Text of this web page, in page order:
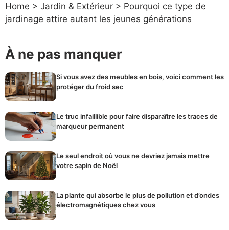
Home > Jardin & Extérieur > Pourquoi ce type de
jardinage attire autant les jeunes générations
À ne pas manquer
Si vous avez des meubles en bois, voici comment les
protéger du froid sec
Le truc infaillible pour faire disparaître les traces de
marqueur permanent
Le seul endroit où vous ne devriez jamais mettre
votre sapin de Noël
La plante qui absorbe le plus de pollution et d’ondes
électromagnétiques chez vous